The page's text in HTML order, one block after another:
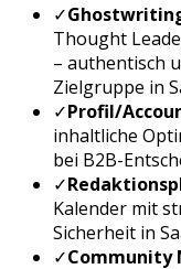
✓
Thought
– authentisch
Zielgruppe in
✓Profil/
inhaltliche
bei B2B-
✓
Kalender mit
Sicherheit in
✓Community